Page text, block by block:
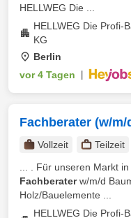
HELLWEG Die ...
HELLWEG Die Profi-
KG
Berlin
vor 4 Tagen
Fachberater (w/
Vollzeit
Teilzeit
... . Für unseren Markt
Fachberaterw/m/d
Holz/Bauelemente ...
HELLWEG Die Profi-